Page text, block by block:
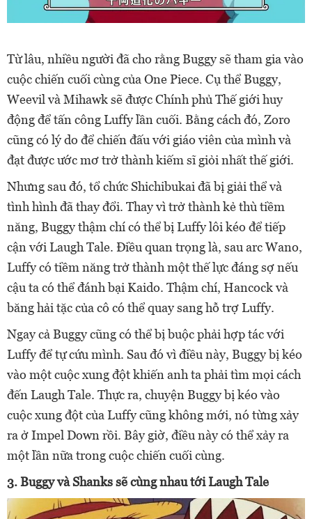
Từ lâu, nhiều người đã cho rằng Buggy sẽ tham gia vào
cuộc chiến cuối cùng của One Piece. Cụ thể Buggy,
Weevil và Mihawk sẽ được Chính phủ Thế giới huy
động để tấn công Luffy lần cuối. Bằng cách đó, Zoro
cũng có lý do để chiến đấu với giáo viên của mình và
đạt được ước mơ trở thành kiếm sĩ giỏi nhất thế giới.
Nhưng sau đó, tổ chức Shichibukai đã bị giải thể và
tình hình đã thay đổi. Thay vì trở thành kẻ thù tiềm
năng, Buggy thậm chí có thể bị Luffy lôi kéo để tiếp
cận với Laugh Tale. Điều quan trọng là, sau arc Wano,
Luffy có tiềm năng trở thành một thế lực đáng sợ nếu
cậu ta có thể đánh bại Kaido. Thậm chí, Hancock và
băng hải tặc của cô có thể quay sang hỗ trợ Luffy.
Ngay cả Buggy cũng có thể bị buộc phải hợp tác với
Luffy để tự cứu mình. Sau đó vì điều này, Buggy bị kéo
vào một cuộc xung đột khiến anh ta phải tìm mọi cách
đến Laugh Tale. Thực ra, chuyện Buggy bị kéo vào
cuộc xung đột của Luffy cũng không mới, nó từng xảy
ra ở Impel Down rồi. Bây giờ, điều này có thể xảy ra
một lần nữa trong cuộc chiến cuối cùng.
3. Buggy và Shanks sẽ cùng nhau tới Laugh Tale